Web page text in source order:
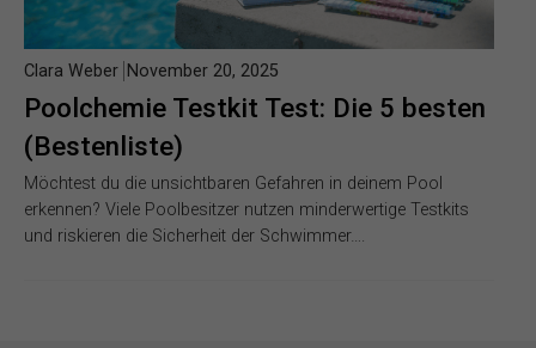
Poolchemie Testkit Test: Die 5 besten
(Bestenliste)
Clara Weber November 20, 2025
Möchtest du die unsichtbaren Gefahren in deinem Pool
erkennen? Viele Poolbesitzer nutzen minderwertige Testkits
und riskieren die Sicherheit der Schwimmer….